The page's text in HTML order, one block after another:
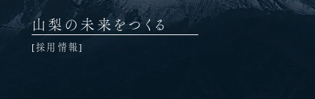
山梨の未来をつくる
採用情報